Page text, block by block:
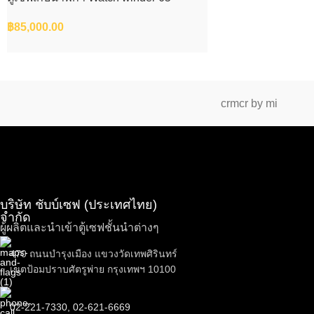
฿85,000.00
crmcr by mi
บริษัท ชับบ์เซฟ (ประเทศไทย)
จำกัด
ผู้ผลิตและนำเข้าตู้เซฟชั้นนำต่างๆ
470 ถนนบำรุงเมือง แขวงวัดเทพศิรินทร์
เขตป้อมปราบศัตรูพ่าย กรุงเทพฯ 10100
02-221-7330, 02-621-6669